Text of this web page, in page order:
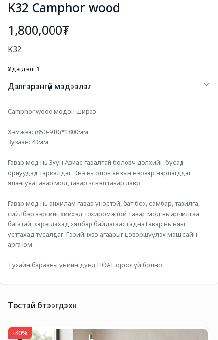
K32 Camphor wood
1,800,000₮
K32
Үлдэгдэл: 1
Дэлгэрэнгүй мэдээлэл
Camphor wood модон ширээ
Хэмжээ: (850-910)*1800мм
Зузаан: 40мм
Гавар мод нь Зүүн Азиас гаралтай боловч дэлхийн бусад
орнуудад тариалдаг. Энэ нь олон янзын нэрээр нэрлэгддэг
ялангуяа гавар мод, гавар эсвэл гавар лавр.
Гавар мод нь анхилам гавар үнэртэй, бат бөх, самбар, тавилга,
сийлбэр зэргийг хийхэд тохиромжтой. Гавар мод нь арчилгаа
багатай, хэрэгдэхэд хялбар байдагаас гадна Гавар нь нянг
устгахад тусалдаг. Гэрийнхээ агаарыг цэвэршүүлэх маш сайн
арга юм.
Тухайн барааны үнийн дүнд НӨАТ ороогүй болно.
Төстэй бүтээгдэхүүн
-40%